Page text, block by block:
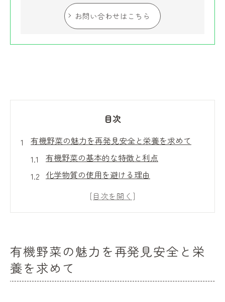
お問い合わせはこちら
目次
有機野菜の魅力を再発見安全と栄養を求めて
有機野菜の基本的な特徴と利点
化学物質の使用を避ける理由
有機栽培による環境保護
有機野菜の風味と質感の違い
有機野菜選びの基本認証と産地に注目しよう
有機認証とは何か？その重要性
有機野菜の魅力を再発見安全と栄
養を求めて